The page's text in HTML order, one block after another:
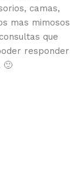
camas,
mas mimosos
que
responder
🙂